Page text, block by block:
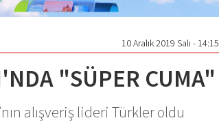
10 Aralık 2019 Salı - 14:15
"SÜPER CUMA"
alışveriş lideri Türkler oldu